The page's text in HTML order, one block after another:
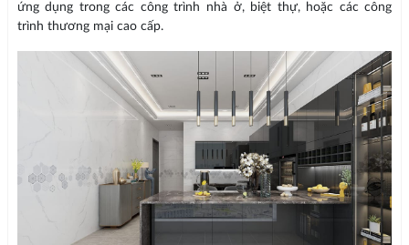
ứng dụng trong các công trình nhà ở, biệt thự, hoặc các công
trình thương mại cao cấp.